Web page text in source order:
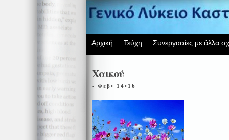
Αρχική Τεύχη Συνεργασίες με άλλα
Χαικού
- Φεβ• 14•16